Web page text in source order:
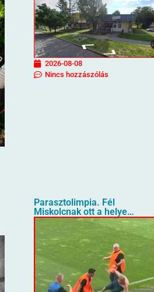
2026-08-08
Nincs hozzászólás
Parasztolimpia. Fél
Miskolcnak ott a helye…